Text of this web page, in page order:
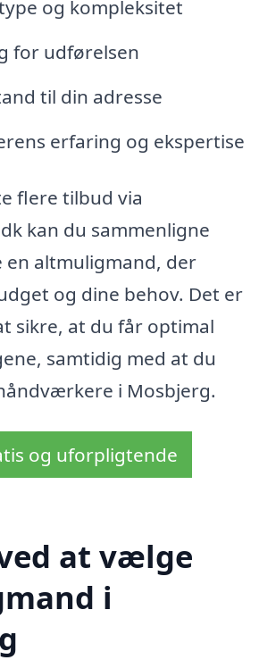
og kompleksitet
for udførelsen
til din adresse
erfaring og ekspertise
flere tilbud via
kan du sammenligne
en altmuligmand, der
og dine behov. Det er
sikre, at du får optimal
samtidig med at du
i Mosbjerg.
og uforpligtende
at vælge
i